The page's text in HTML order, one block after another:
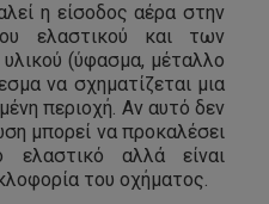
η είσοδος αέρα στην
ελαστικού και των
(ύφασμα, μέταλλο
να σχηματίζεται μια
περιοχή. Αν αυτό δεν
μπορεί να προκαλέσει
ελαστικό αλλά είναι
του οχήματος.